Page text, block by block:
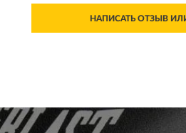
НАПИСАТЬ ОТЗЫВ